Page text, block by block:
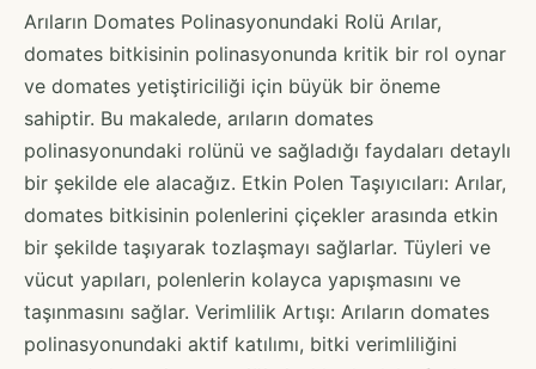
Arıların Domates Polinasyonundaki Rolü Arılar,
domates bitkisinin polinasyonunda kritik bir rol oynar
ve domates yetiştiriciliği için büyük bir öneme
sahiptir. Bu makalede, arıların domates
polinasyonundaki rolünü ve sağladığı faydaları detaylı
bir şekilde ele alacağız. Etkin Polen Taşıyıcıları: Arılar,
domates bitkisinin polenlerini çiçekler arasında etkin
bir şekilde taşıyarak tozlaşmayı sağlarlar. Tüyleri ve
vücut yapıları, polenlerin kolayca yapışmasını ve
taşınmasını sağlar. Verimlilik Artışı: Arıların domates
polinasyonundaki aktif katılımı, bitki verimliliğini